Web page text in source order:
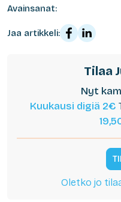
Avainsanat:
Jaa artikkeli:
Tilaa
Nyt
Kuukausi digiä 2€
Oletko jo